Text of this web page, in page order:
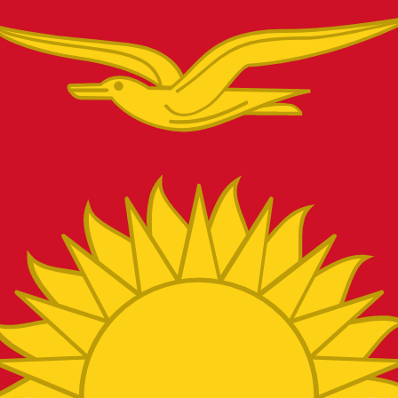
たのですか?
大手銀行を上回 るパフォーマンスを発揮し
払うのか正確に把握できます。手数料が安いことで、より